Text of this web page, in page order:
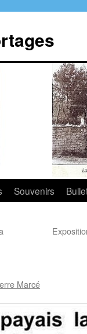
Souvenirs
Marcé